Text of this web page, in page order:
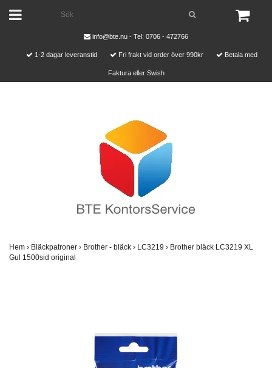
info@bte.nu - Tel: 0706 - 472766
1-2 dagar leveranstid Fri frakt vid order över 990kr Betala med
Faktura eller Swish
Hem › Bläckpatroner › Brother - bläck › LC3219 › Brother bläck LC3219 XL
Gul 1500sid original